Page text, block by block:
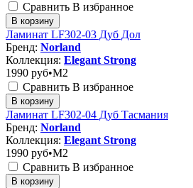
Сравнить В избранное
В корзину
Ламинат LF302-03 Дуб Дол
Бренд: Norland
Коллекция: Elegant Strong
1990 руб•M2
Сравнить В избранное
В корзину
Ламинат LF302-04 Дуб Тасмания
Бренд: Norland
Коллекция: Elegant Strong
1990 руб•M2
Сравнить В избранное
В корзину